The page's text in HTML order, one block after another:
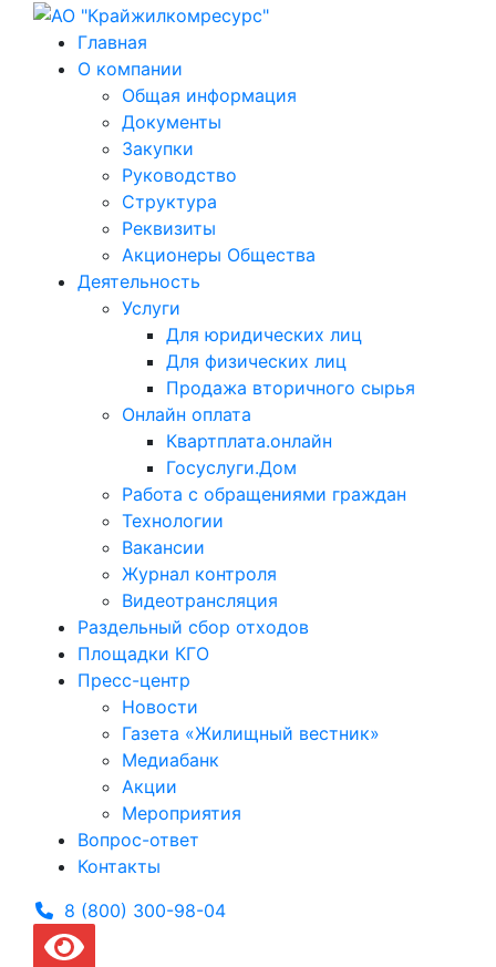
Главная
О компании
Общая информация
Документы
Закупки
Руководство
Структура
Реквизиты
Акционеры Общества
Деятельность
Услуги
Для юридических лиц
Для физических лиц
Продажа вторичного сырья
Онлайн оплата
Квартплата.онлайн
Госуслуги.Дом
Работа с обращениями граждан
Технологии
Вакансии
Журнал контроля
Видеотрансляция
Раздельный сбор отходов
Площадки КГО
Пресс-центр
Новости
Газета «Жилищный вестник»
Медиабанк
Акции
Мероприятия
Вопрос-ответ
Контакты
8 (800) 300-98-04